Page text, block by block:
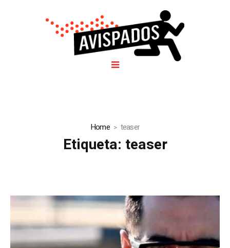
Home teaser
Etiqueta: teaser